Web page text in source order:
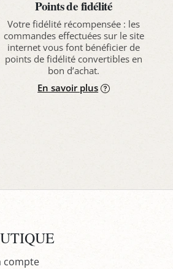
Points de fidélité
Votre fidélité récompensée : les
commandes effectuées sur le site
internet vous font bénéficier de
points de fidélité convertibles en
bon d’achat.
En savoir plus
compte